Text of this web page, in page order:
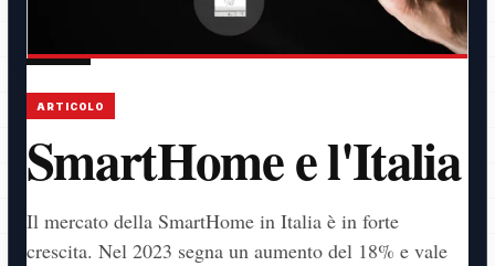
ARTICOLO
SmartHome e l'Italia
Il mercato della SmartHome in Italia è in forte
crescita. Nel 2023 segna un aumento del 18% e vale